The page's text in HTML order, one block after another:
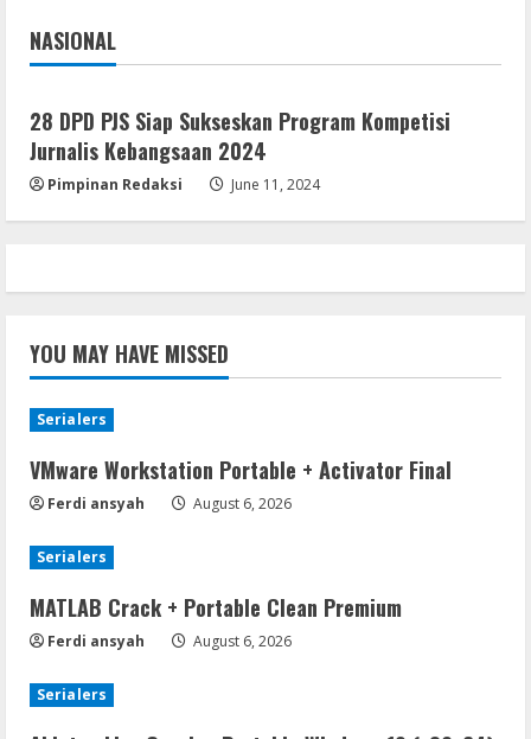
5
Umum
Brimob Papua Kini Jabat Kapolres Way
Kanan
NASIONAL
Jakarta
28 DPD PJS Siap Sukseskan Program Kompetisi
Jurnalis Kebangsaan 2024
Pimpinan Redaksi June 11, 2024
YOU MAY HAVE MISSED
Serialers
VMware Workstation Portable + Activator Final
Ferdi ansyah August 6, 2026
Serialers
MATLAB Crack + Portable Clean Premium
Ferdi ansyah August 6, 2026
Serialers